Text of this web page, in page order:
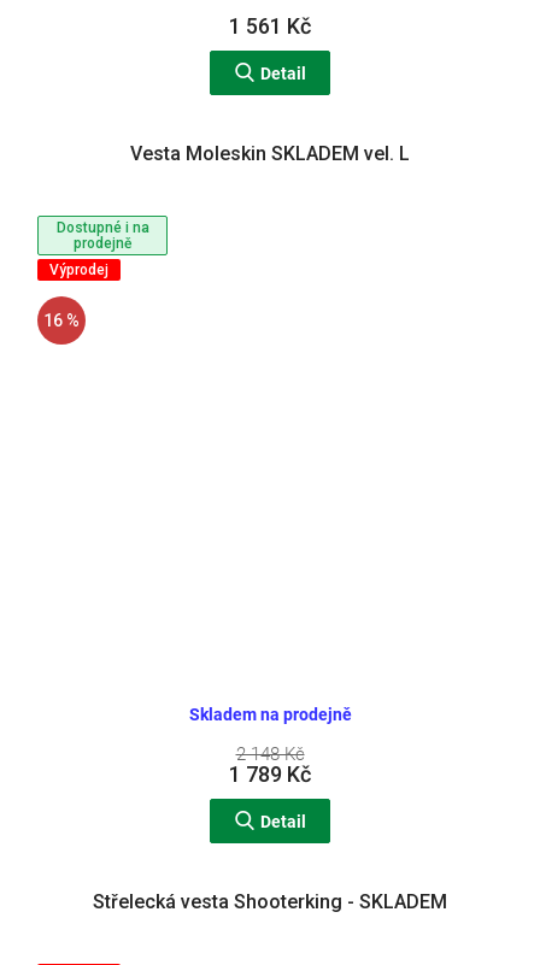
1 561 Kč
Detail
Dostupné i na
prodejně
Výprodej
16 %
Vesta Moleskin SKLADEM vel. L
Skladem na prodejně
2 148 Kč
1 789 Kč
Detail
Střelecká vesta Shooterking - SKLADEM